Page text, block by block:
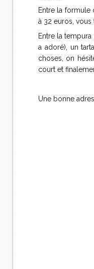
Entre la formule
à 32 euros,
Entre la
a adoré), un
choses, on
court et
Une bonne